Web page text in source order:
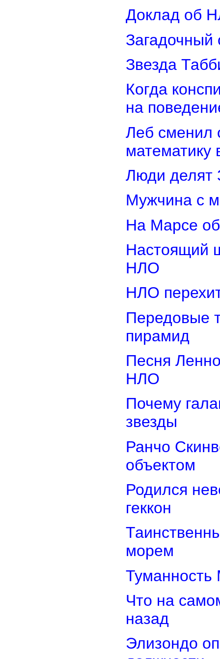
Доклад об
Загадочный
Звезда
Когда
на
Леб сменил
математику
Люди делят
Мужчина с
На Марсе
Настоящий
НЛО
НЛО
Передовые
пирамид
Песня
НЛО
Почему
звезды
Ранчо
объектом
Родился
геккон
морем
Туманность
Что на
назад
Элизондо